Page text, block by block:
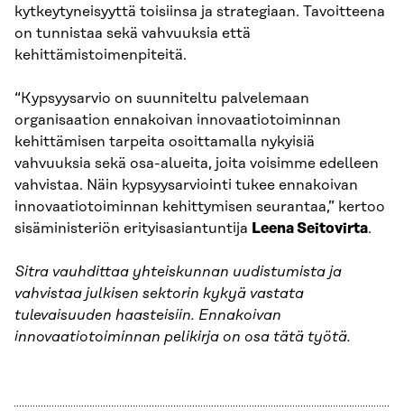
kytkeytyneisyyttä toisiinsa ja strategiaan. Tavoitteena
on tunnistaa sekä vahvuuksia että
kehittämistoimenpiteitä.
“Kypsyysarvio on suunniteltu palvelemaan
organisaation ennakoivan innovaatiotoiminnan
kehittämisen tarpeita osoittamalla nykyisiä
vahvuuksia sekä osa-alueita, joita voisimme edelleen
vahvistaa. Näin kypsyysarviointi tukee ennakoivan
innovaatiotoiminnan kehittymisen seurantaa,” kertoo
sisäministeriön erityisasiantuntija Leena Seitovirta.
Sitra vauhdittaa yhteiskunnan uudistumista ja
vahvistaa julkisen sektorin kykyä vastata
tulevaisuuden haasteisiin. Ennakoivan
innovaatiotoiminnan pelikirja on osa tätä työtä.